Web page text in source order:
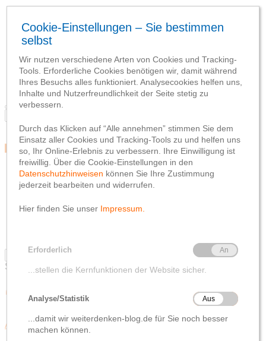
Team
Social Media
Netiquette
Datenschutzhinweis
Impressum
Blog
Team
Social Media
Netiquette
Schlagwort-Suchbegriff
‘Künstliche Intelligenz’
Aktuelles aus der Wirtschaft